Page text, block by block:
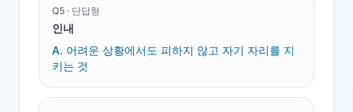
Q5 · 단답형
인내
A. 어려운 상황에서도 피하지 않고 자기 자리를 지
키는 것